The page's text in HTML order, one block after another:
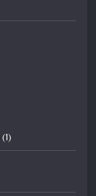
(1)